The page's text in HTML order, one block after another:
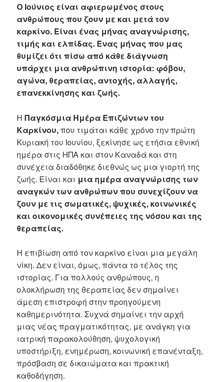
Ο Ιούνιος είναι αφιερωμένος στους
ανθρώπους που ζουν με και μετά τον
καρκίνο. Είναι ένας μήνας αναγνώρισης,
τιμής και ελπίδας. Ένας μήνας που μας
θυμίζει ότι πίσω από κάθε διάγνωση
υπάρχει μια ανθρώπινη ιστορία: φόβου,
αγώνα, θεραπείας, αντοχής, αλλαγής,
επανεκκίνησης και ζωής.
ΗΠαγκόσμια Ημέρα Επιζώντων του
Καρκίνου,που τιμάται κάθε χρόνο την πρώτη
Κυριακή του Ιουνίου, ξεκίνησε ως ετήσια εθνική
ημέρα στις ΗΠΑ και στον Καναδά και στη
συνέχεια διαδόθηκε διεθνώς ως μια γιορτή της
ζωής. Είναι και μια ημέρα αναγνώρισης των
αναγκών των ανθρώπων που συνεχίζουν να
ζουν με τις σωματικές, ψυχικές, κοινωνικές
και οικονομικές συνέπειες της νόσου και της
θεραπείας.
Η επιβίωση από τον καρκίνο είναι μια μεγάλη
νίκη. Δεν είναι, όμως, πάντα το τέλος της
ιστορίας. Για πολλούς ανθρώπους, η
ολοκλήρωση της θεραπείας δεν σημαίνει
άμεση επιστροφή στην προηγούμενη
καθημερινότητα. Συχνά σημαίνει την αρχή
μιας νέας πραγματικότητας, με ανάγκη για
ιατρική παρακολούθηση, ψυχολογική
υποστήριξη, ενημέρωση, κοινωνική επανένταξη,
πρόσβαση σε δικαιώματα και πρακτική
καθοδήγηση.